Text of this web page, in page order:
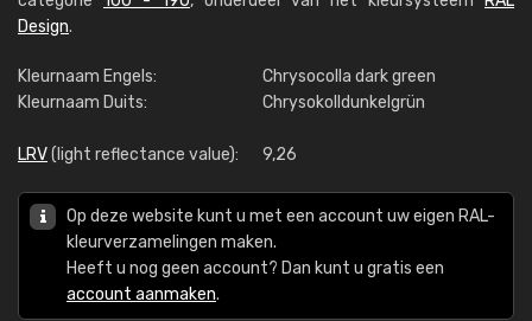
Design.
Kleurnaam Engels:
Chrysocolla dark green
Kleurnaam Duits:
Chrysokolldunkelgrün
LRV(light reflectance value): 9,26
Op deze website kunt u met een account uw eigen RAL-
kleurverzamelingen maken.
Heeft u nog geen account? Dan kunt u gratis een
account aanmaken.